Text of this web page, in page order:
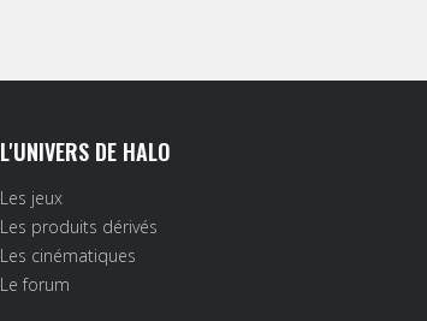
L'UNIVERS DE HALO
Les jeux
Les produits dérivés
Les cinématiques
Le forum